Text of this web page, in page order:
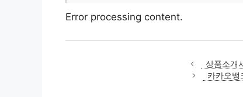
Error processing content.
상품소개
카카오뱅